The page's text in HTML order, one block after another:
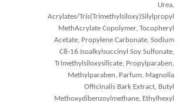
Urea,
Acrylates/Tris(Trimethylsiloxy)Silylpropyl
MethAcrylate Copolymer, Tocopheryl
Acetate, Propylene Carbonate, Sodium
C8-16 Isoalkylsuccinyl Soy Sulfonate,
Trimethylsiloxysilicate, Propylparaben,
Methylparaben, Parfum, Magnolia
Officinalis Bark Extract, Butyl
Methoxydibenzoylmethane, Ethylhexyl